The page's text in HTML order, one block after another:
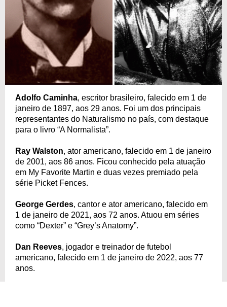
Adolfo Caminha, escritor brasileiro, falecido em 1 de
janeiro de 1897, aos 29 anos. Foi um dos principais
representantes do Naturalismo no país, com destaque
para o livro “A Normalista”.
Ray Walston, ator americano, falecido em 1 de janeiro
de 2001, aos 86 anos. Ficou conhecido pela atuação
em My Favorite Martin e duas vezes premiado pela
série Picket Fences.
George Gerdes, cantor e ator americano, falecido em
1 de janeiro de 2021, aos 72 anos. Atuou em séries
como “Dexter” e “Grey’s Anatomy”.
Dan Reeves, jogador e treinador de futebol
americano, falecido em 1 de janeiro de 2022, aos 77
anos.